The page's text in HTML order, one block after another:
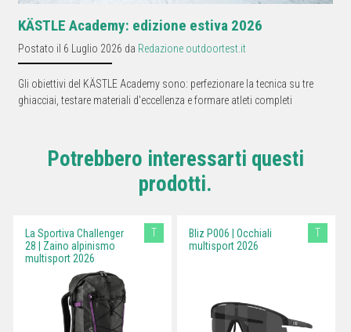
KÄSTLE Academy: edizione estiva 2026
Postato il 6 Luglio 2026 da Redazione outdoortest.it
Gli obiettivi del KÄSTLE Academy sono: perfezionare la tecnica su tre
ghiacciai, testare materiali d'eccellenza e formare atleti completi
Potrebbero interessarti questi
prodotti.
La Sportiva Challenger
28 | Zaino alpinismo
multisport 2026
T
Bliz P006 | Occhiali
multisport 2026
T